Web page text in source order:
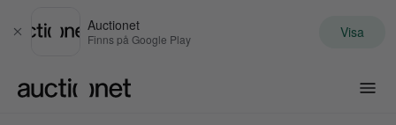
Stäng
Auctionet
Finns på Google Play Visa